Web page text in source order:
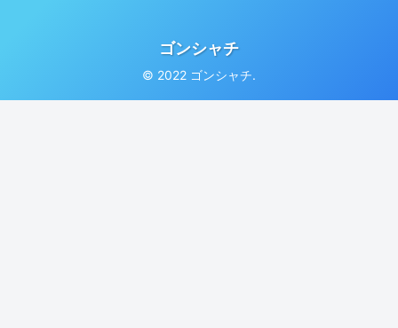
ゴンシャチ
© 2022 ゴンシャチ.